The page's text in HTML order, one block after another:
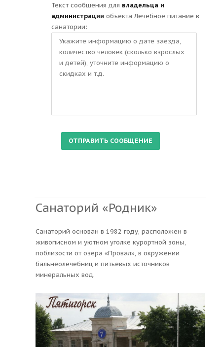
Текст сообщения для владельца и
администрации объекта Лечебное питание в
санатории:
Санаторий «Родник»
Санаторий основан в 1982 году, расположен в
живописном и уютном уголке курортной зоны,
поблизости от озера «Провал», в окружении
бальнеолечебниц и питьевых источников
минеральных вод.